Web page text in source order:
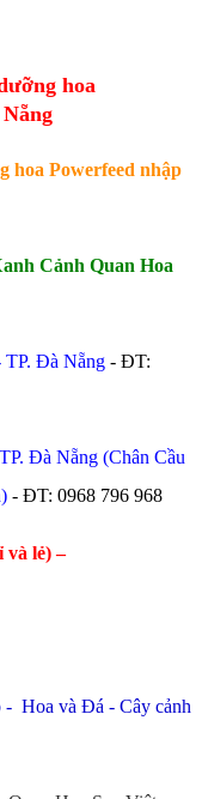
hoa
hoa Powerfeed nhập
Cảnh Quan Hoa
TP. Đà Nẵng - ĐT:
Đà Nẵng (Chân Cầu
- ĐT: 0968 796 968
và lẻ) –
- Hoa và Đá - Cây cảnh